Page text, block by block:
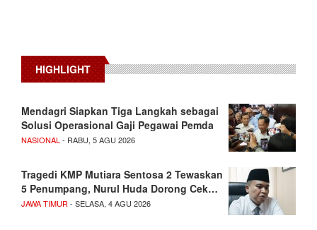
HIGHLIGHT
Mendagri Siapkan Tiga Langkah sebagai
Solusi Operasional Gaji Pegawai Pemda
NASIONAL - RABU, 5 AGU 2026
Tragedi KMP Mutiara Sentosa 2 Tewaskan
5 Penumpang, Nurul Huda Dorong Cek…
JAWA TIMUR - SELASA, 4 AGU 2026